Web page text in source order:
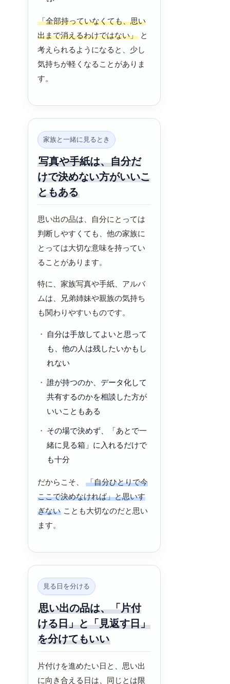
「全部持っていなくても、思い
出まで消えるわけではない」 と
考えられるようになると、少し
気持ちが軽くなることがありま
す。
家族と一緒に見るとき
写真や手紙は、自分だ
けで決めない方がいいこ
ともある
思い出の品は、自分にとっては
判断しやすくても、他の家族に
とっては大切な意味を持ってい
ることがあります。
特に、家族写真や手紙、アルバ
ムは、兄弟姉妹や親族の気持ち
も関わりやすいものです。
自分は手放してよいと思って
も、他の人は残したいかもし
れない
誰が持つのか、データ化して
共有するのかを相談した方が
いいこともある
その場で決めず、「あとで一
緒に見る箱」に入れるだけで
も十分
だからこそ、「自分ひとりで今
ここで決めなければ」と思いす
ぎない ことも大切なのだと思い
ます。
見る日を分ける
思い出の品は、「片付
ける日」と「見返す日」
を分けてもいい
片付けを進めたい日と、思い出
に向き合える日は、同じとは限